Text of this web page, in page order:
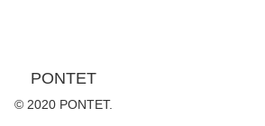
PONTET
© 2020 PONTET.